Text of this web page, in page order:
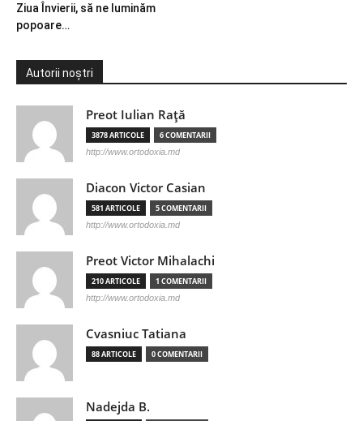
Ziua Învierii, să ne luminăm
popoare…
Autorii noștri
Preot Iulian Raţă
3878 ARTICOLE 6 COMENTARII
http://www.ortodoxia.md
Diacon Victor Casian
581 ARTICOLE 5 COMENTARII
http://www.ortodoxia.md
Preot Victor Mihalachi
210 ARTICOLE 1 COMENTARII
http://www.ortodoxia.md
Cvasniuc Tatiana
88 ARTICOLE 0 COMENTARII
Nadejda B.